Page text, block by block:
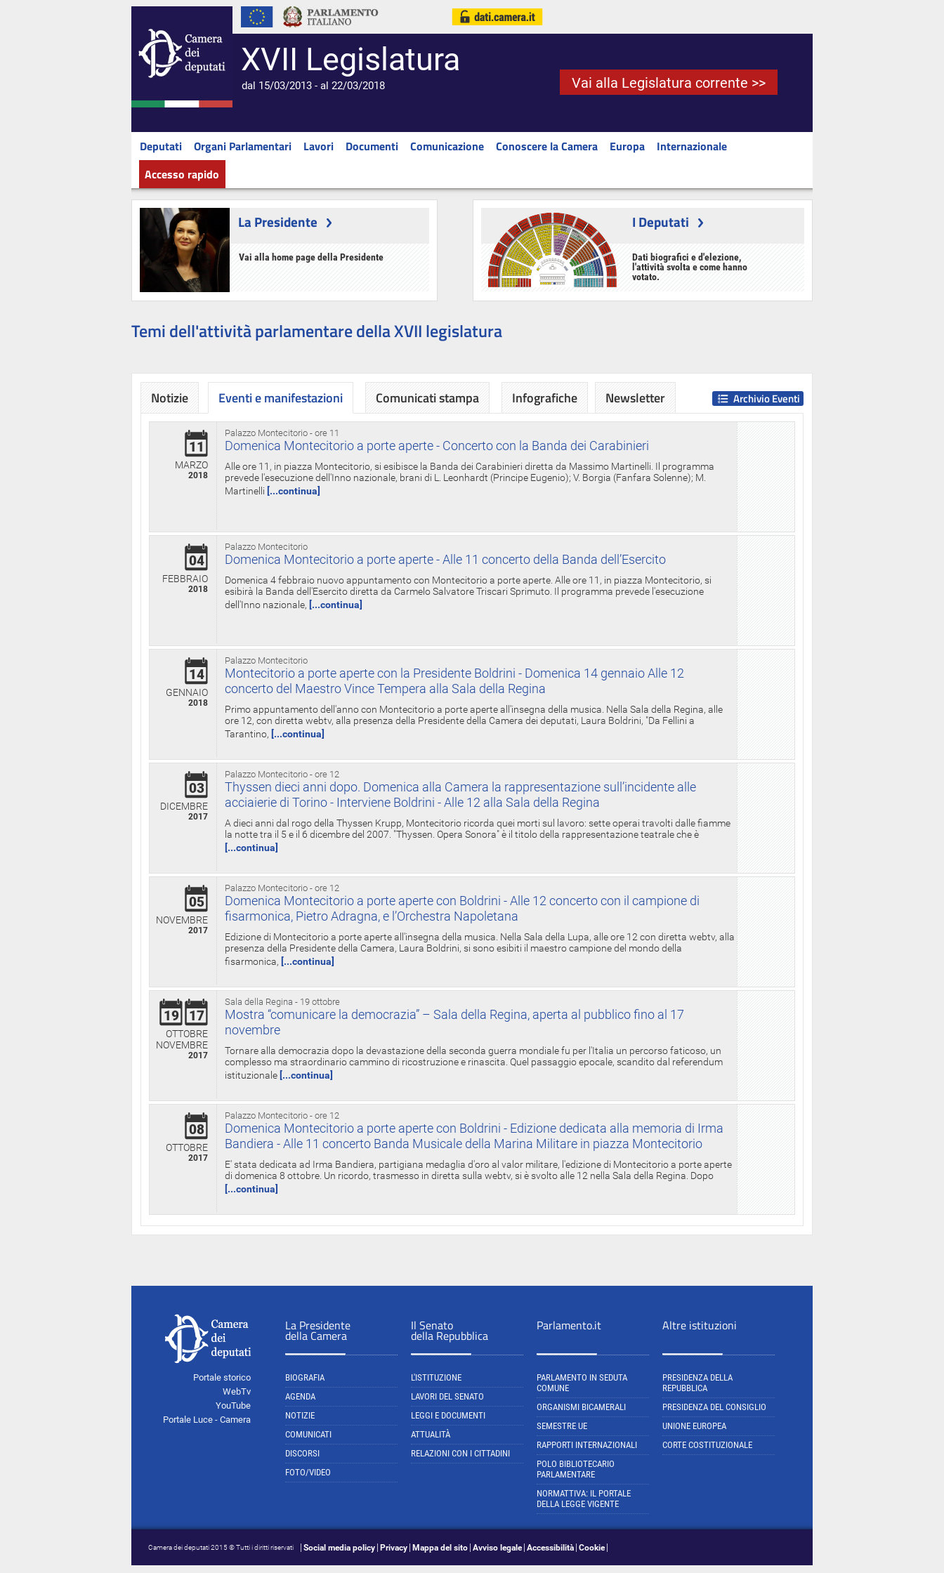
XVII Legislatura
dal 15/03/2013 - al 22/03/2018 Vai alla Legislatura corrente >>
Deputati Organi Parlamentari Lavori Documenti Comunicazione Conoscere la Camera Europa
Internazionale
Accesso rapido
La Presidente
Vai alla home page della Presidente
I Deputati
Dati biografici e d'elezione,
l'attività svolta e come hanno
votato.
Temi dell'attività parlamentare della XVII legislatura
Notizie Eventi e manifestazioni
Palazzo Montecitorio - ore 11
11
MARZO
2018
Domenica Montecitorio a porte aperte - Concerto con la Banda dei Carabinieri
Alle ore 11, in piazza Montecitorio, si esibisce la Banda dei Carabinieri diretta da Massimo Martinelli. Il programma
prevede l'esecuzione dell'Inno nazionale, brani di L. Leonhardt (Principe Eugenio); V. Borgia (Fanfara Solenne); M.
Martinelli [...continua]
Palazzo Montecitorio
04
FEBBRAIO
2018
Domenica Montecitorio a porte aperte - Alle 11 concerto della Banda dell’Esercito
Domenica 4 febbraio nuovo appuntamento con Montecitorio a porte aperte. Alle ore 11, in piazza Montecitorio, si
esibirà la Banda dell'Esercito diretta da Carmelo Salvatore Triscari Sprimuto. Il programma prevede l'esecuzione
dell'Inno nazionale, [...continua]
Palazzo Montecitorio
14
GENNAIO
2018
Montecitorio a porte aperte con la Presidente Boldrini - Domenica 14 gennaio Alle 12
concerto del Maestro Vince Tempera alla Sala della Regina
Primo appuntamento dell'anno con Montecitorio a porte aperte all'insegna della musica. Nella Sala della Regina, alle
ore 12, con diretta webtv, alla presenza della Presidente della Camera dei deputati, Laura Boldrini, "Da Fellini a
Tarantino, [...continua]
Palazzo Montecitorio - ore 12
03
DICEMBRE
2017
Thyssen dieci anni dopo. Domenica alla Camera la rappresentazione sull’incidente alle
acciaierie di Torino - Interviene Boldrini - Alle 12 alla Sala della Regina
A dieci anni dal rogo della Thyssen Krupp, Montecitorio ricorda quei morti sul lavoro: sette operai travolti dalle fiamme
la notte tra il 5 e il 6 dicembre del 2007. "Thyssen. Opera Sonora" è il titolo della rappresentazione teatrale che è
[...continua]
Palazzo Montecitorio - ore 12
05
NOVEMBRE
2017
Domenica Montecitorio a porte aperte con Boldrini - Alle 12 concerto con il campione di
fisarmonica, Pietro Adragna, e l’Orchestra Napoletana
Edizione di Montecitorio a porte aperte all'insegna della musica. Nella Sala della Lupa, alle ore 12 con diretta webtv, alla
presenza della Presidente della Camera, Laura Boldrini, si sono esibiti il maestro campione del mondo della
fisarmonica, [...continua]
Sala della Regina - 19 ottobre
19 17
OTTOBRE
NOVEMBRE
2017
Mostra “comunicare la democrazia” – Sala della Regina, aperta al pubblico fino al 17
novembre
Tornare alla democrazia dopo la devastazione della seconda guerra mondiale fu per l'Italia un percorso faticoso, un
complesso ma straordinario cammino di ricostruzione e rinascita. Quel passaggio epocale, scandito dal referendum
istituzionale [...continua]
Palazzo Montecitorio - ore 12
08
OTTOBRE
2017
Domenica Montecitorio a porte aperte con Boldrini - Edizione dedicata alla memoria di Irma
Bandiera - Alle 11 concerto Banda Musicale della Marina Militare in piazza Montecitorio
E' stata dedicata ad Irma Bandiera, partigiana medaglia d'oro al valor militare, l'edizione di Montecitorio a porte aperte
di domenica 8 ottobre. Un ricordo, trasmesso in diretta sulla webtv, si è svolto alle 12 nella Sala della Regina. Dopo
[...continua]
Archivio Eventi
Comunicati stampa Infografiche Newsletter
Portale storico
WebTv
YouTube
Portale Luce - Camera
La Presidente
della Camera
BIOGRAFIA
AGENDA
NOTIZIE
COMUNICATI
DISCORSI
FOTO/VIDEO
Il Senato
della Repubblica
L'ISTITUZIONE
LAVORI DEL SENATO
LEGGI E DOCUMENTI
ATTUALITÀ
RELAZIONI CON I CITTADINI
Parlamento.it
PARLAMENTO IN SEDUTA
COMUNE
ORGANISMI BICAMERALI
SEMESTRE UE
RAPPORTI INTERNAZIONALI
POLO BIBLIOTECARIO
PARLAMENTARE
NORMATTIVA: IL PORTALE
DELLA LEGGE VIGENTE
Altre istituzioni
PRESIDENZA DELLA
REPUBBLICA
PRESIDENZA DEL CONSIGLIO
UNIONE EUROPEA
CORTE COSTITUZIONALE
Camera dei deputati 2015 © Tutti i diritti riservati Social media policy Privacy Mappa del sito Avviso legale Accessibilità Cookie